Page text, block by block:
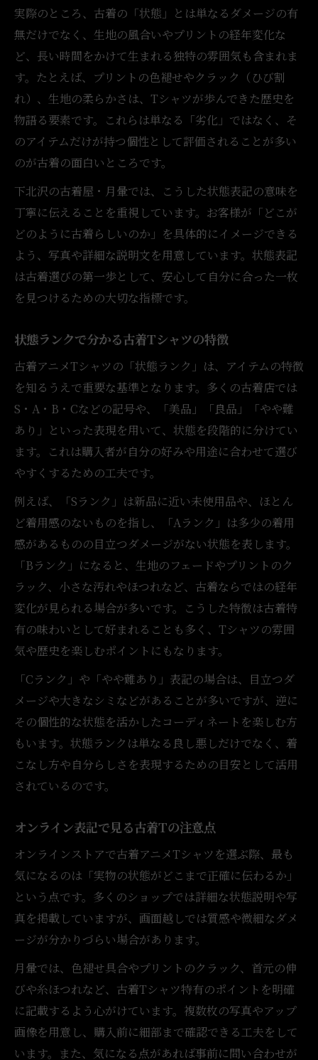
実際のところ、古着の「状態」とは単なるダメージの有
無だけでなく、生地の風合いやプリントの経年変化な
ど、長い時間をかけて生まれる独特の雰囲気も含まれま
す。たとえば、プリントの色褪せやクラック（ひび割
れ）、生地の柔らかさは、Tシャツが歩んできた歴史を
物語る要素です。これらは単なる「劣化」ではなく、そ
のアイテムだけが持つ個性として評価されることが多い
のが古着の面白いところです。
下北沢の古着屋・月暈では、こうした状態表記の意味を
丁寧に伝えることを重視しています。お客様が「どこが
どのように古着らしいのか」を具体的にイメージできる
よう、写真や詳細な説明文を用意しています。状態表記
は古着選びの第一歩として、安心して自分に合った一枚
を見つけるための大切な指標です。
状態ランクで分かる古着Tシャツの特徴
古着アニメTシャツの「状態ランク」は、アイテムの特徴
を知るうえで重要な基準となります。多くの古着店では
S・A・B・Cなどの記号や、「美品」「良品」「やや難
あり」といった表現を用いて、状態を段階的に分けてい
ます。これは購入者が自分の好みや用途に合わせて選び
やすくするための工夫です。
例えば、「Sランク」は新品に近い未使用品や、ほとん
ど着用感のないものを指し、「Aランク」は多少の着用
感があるものの目立つダメージがない状態を表します。
「Bランク」になると、生地のフェードやプリントのク
ラック、小さな汚れやほつれなど、古着ならではの経年
変化が見られる場合が多いです。こうした特徴は古着特
有の味わいとして好まれることも多く、Tシャツの雰囲
気や歴史を楽しむポイントにもなります。
「Cランク」や「やや難あり」表記の場合は、目立つダ
メージや大きなシミなどがあることが多いですが、逆に
その個性的な状態を活かしたコーディネートを楽しむ方
もいます。状態ランクは単なる良し悪しだけでなく、着
こなし方や自分らしさを表現するための目安として活用
されているのです。
オンライン表記で見る古着Tの注意点
オンラインストアで古着アニメTシャツを選ぶ際、最も
気になるのは「実物の状態がどこまで正確に伝わるか」
という点です。多くのショップでは詳細な状態説明や写
真を掲載していますが、画面越しでは質感や微細なダメ
ージが分かりづらい場合があります。
月暈では、色褪せ具合やプリントのクラック、首元の伸
びや糸ほつれなど、古着Tシャツ特有のポイントを明確
に記載するよう心がけています。複数枚の写真やアップ
画像を用意し、購入前に細部まで確認できる工夫をして
います。また、気になる点があれば事前に問い合わせが